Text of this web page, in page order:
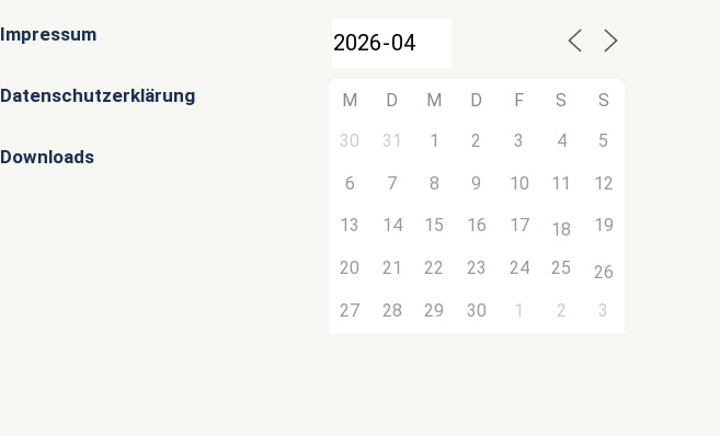
Impressum
Datenschutzerklärung
Downloads
M D M D F S
S
30
31 1 2 3 4 5
6 7 8 9 10 11 12
13 14 15 16 17 18 19
20 21 22 23 24 25
26
27
28 29 30 1 2 3